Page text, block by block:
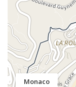
Monaco